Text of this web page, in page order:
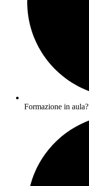
Formazione in aula?